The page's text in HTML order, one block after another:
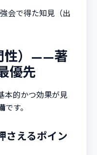
会で得た知見（出
性）——著
優先
本的かつ効果が見
です。
さえるポイン